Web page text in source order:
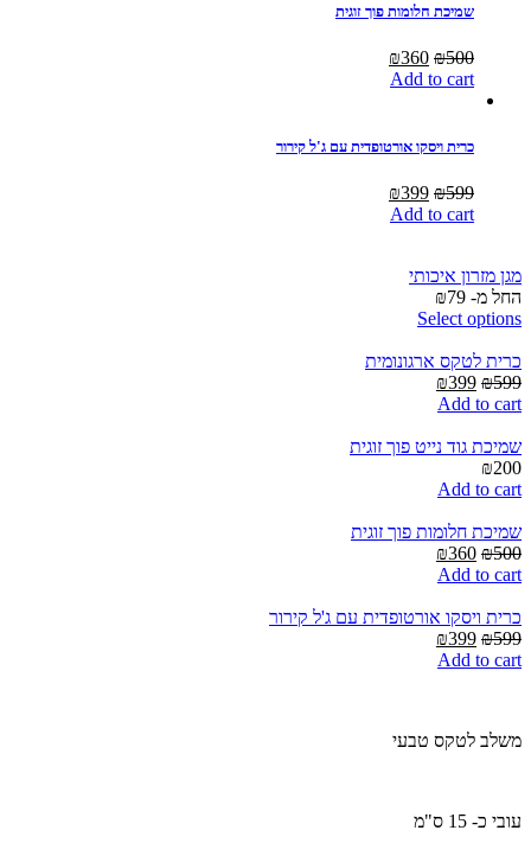
שמיכת חלומות פוך זוגית
₪500
Original
price
₪360
Add to cart
כרית ויסקו אורטופדית עם ג'ל קירור
₪599
Original
price
₪399
Add to cart
מגן מזרון איכותי
החל מ-
₪79
Select options
כרית לטקס ארגונומית
₪599
Original
price
₪599.
₪399
₪399.
Add to cart
שמיכת גוד נייט פוך זוגית
₪200
Add to cart
שמיכת חלומות פוך זוגית
₪500
Original
price
₪500.
₪360
₪360.
Add to cart
כרית ויסקו אורטופדית עם ג'ל קירור
₪599
Original
price
₪399
Add to cart
משלב לטקס טבעי
עובי כ- 15 ס"מ